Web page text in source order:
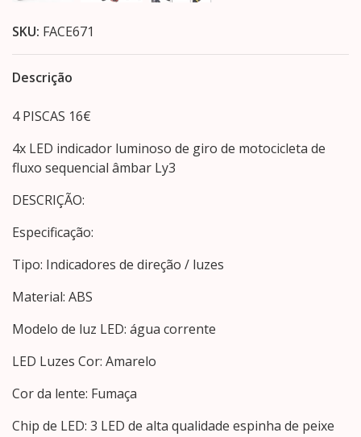
SKU: FACE671
Descrição
4 PISCAS 16€
4x LED indicador luminoso de giro de motocicleta de
fluxo sequencial âmbar Ly3
DESCRIÇÃO:
Especificação:
Tipo: Indicadores de direção / luzes
Material: ABS
Modelo de luz LED: água corrente
LED Luzes Cor: Amarelo
Cor da lente: Fumaça
Chip de LED: 3 LED de alta qualidade espinha de peixe